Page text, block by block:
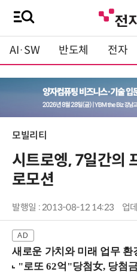
AI·SW 반도체 전자
모빌리티
시트로엥, 7일간의
로모션
발행일 : 2013-08-12 14:23 업
새로운 가치와 미래 업무 환경을 조망하는 AI